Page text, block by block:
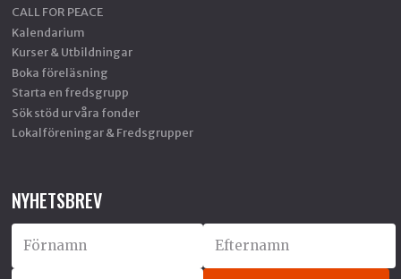
CALL FOR PEACE
Kalendarium
Kurser & Utbildningar
Boka föreläsning
Starta en fredsgrupp
Sök stöd ur våra fonder
Lokalföreningar & Fredsgrupper
NYHETSBREV